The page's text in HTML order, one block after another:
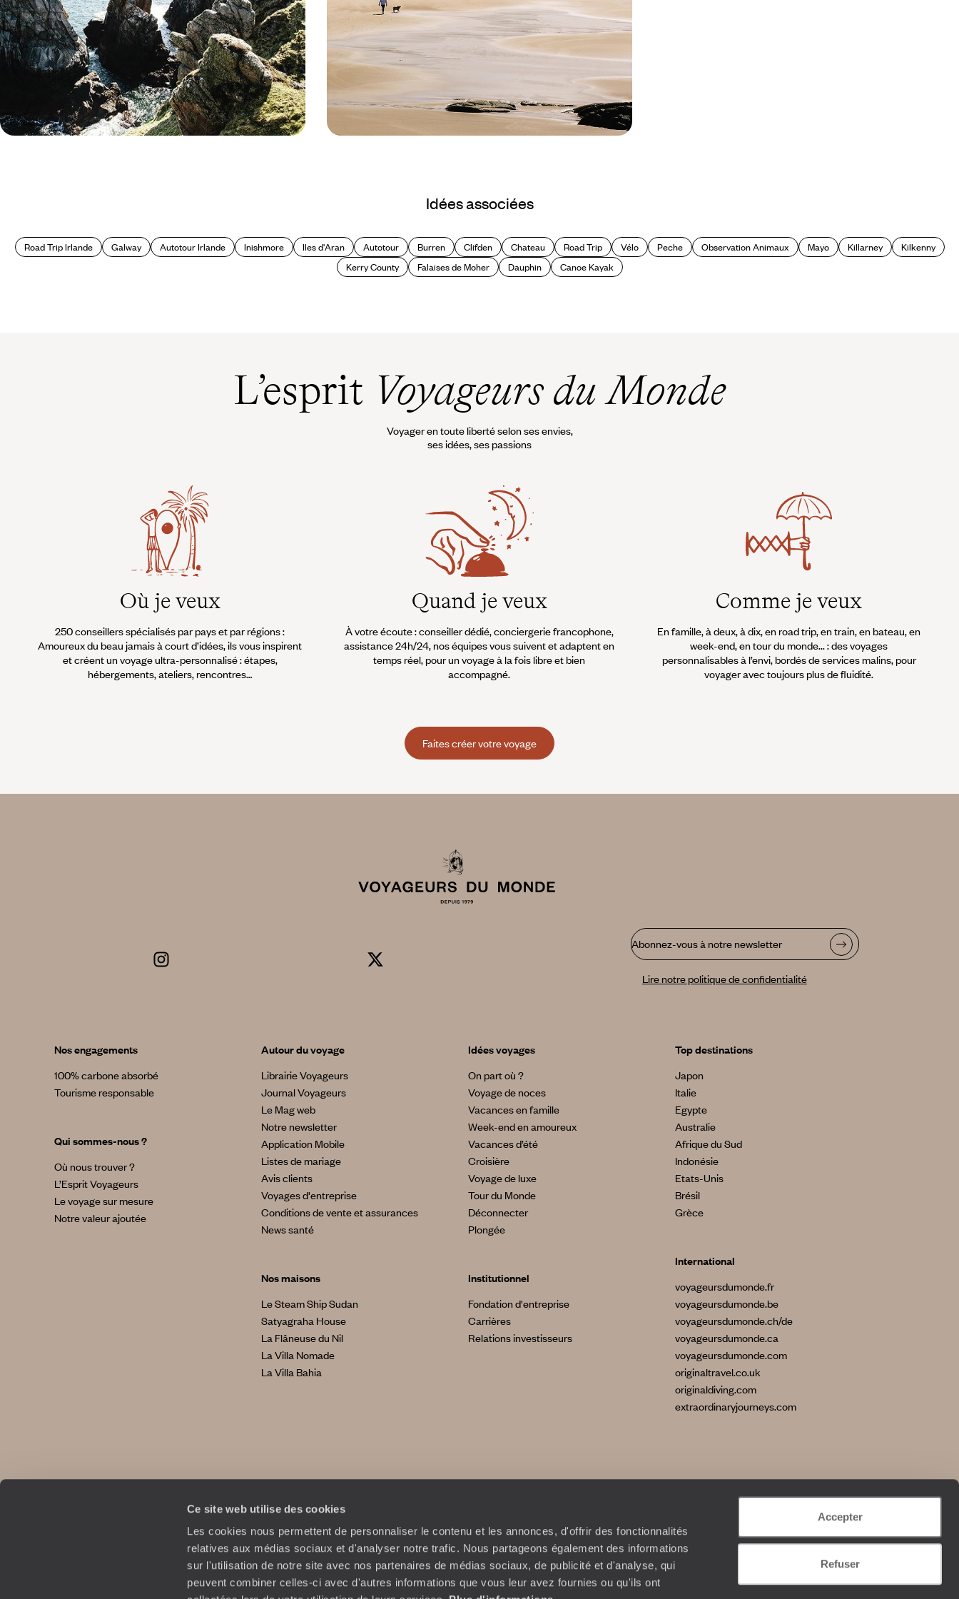
Ce site web utilise des cookies
Les cookies nous permettent de personnaliser le contenu et les annonces, d'offrir des fonctionnalités
relatives aux médias sociaux et d'analyser notre trafic. Nous partageons également des informations
sur l'utilisation de notre site avec nos partenaires de médias sociaux, de publicité et d'analyse, qui
peuvent combiner celles-ci avec d'autres informations que vous leur avez fournies ou qu'ils ont
Accepter
Refuser
Idées associées
Road Trip Irlande Galway Autotour Irlande Inishmore Iles d'Aran Autotour Burren Clifden Chateau Road Trip Vélo Peche Observation Animaux Mayo Killarney
Kilkenny
Kerry County
Falaises de Moher Dauphin Canoe Kayak
L’esprit Voyageurs du Monde
Voyager en toute liberté selon ses envies,
ses idées, ses passions
Où je veux
250 conseillers spécialisés par pays et par régions :
Amoureux du beau jamais à court d’idées, ils vous inspirent
et créent un voyage ultra-personnalisé : étapes,
hébergements, ateliers, rencontres…
Quand je veux
À votre écoute : conseiller dédié, conciergerie francophone,
assistance 24h/24, nos équipes vous suivent et adaptent en
temps réel, pour un voyage à la fois libre et bien
accompagné.
Comme je veux
En famille, à deux, à dix, en road trip, en train, en bateau, en
week-end, en tour du monde... : des voyages
personnalisables à l’envi, bordés de services malins, pour
voyager avec toujours plus de fluidité.
Faites créer votre voyage
Abonnez-vous à notre newsletter
Lire notre politique de confidentialité
Nos engagements
100% carbone absorbé
Tourisme responsable
Qui sommes-nous ?
Où nous trouver ?
L’Esprit Voyageurs
Le voyage sur mesure
Notre valeur ajoutée
Autour du voyage
Librairie Voyageurs
Journal Voyageurs
Le Mag web
Notre newsletter
Application Mobile
Listes de mariage
Avis clients
Voyages d'entreprise
Conditions de vente et assurances
News santé
Nos maisons
Le Steam Ship Sudan
Satyagraha House
La Flâneuse du Nil
La Villa Nomade
La Villa Bahia
Idées voyages
On part où ?
Voyage de noces
Vacances en famille
Week-end en amoureux
Vacances d’été
Croisière
Voyage de luxe
Tour du Monde
Déconnecter
Plongée
Institutionnel
Fondation d'entreprise
Carrières
Relations investisseurs
Top destinations
Japon
Italie
Egypte
Australie
Afrique du Sud
Indonésie
Etats-Unis
Brésil
Grèce
International
voyageursdumonde.fr
voyageursdumonde.be
voyageursdumonde.ch/de
voyageursdumonde.ca
voyageursdumonde.com
originaltravel.co.uk
originaldiving.com
extraordinaryjourneys.com